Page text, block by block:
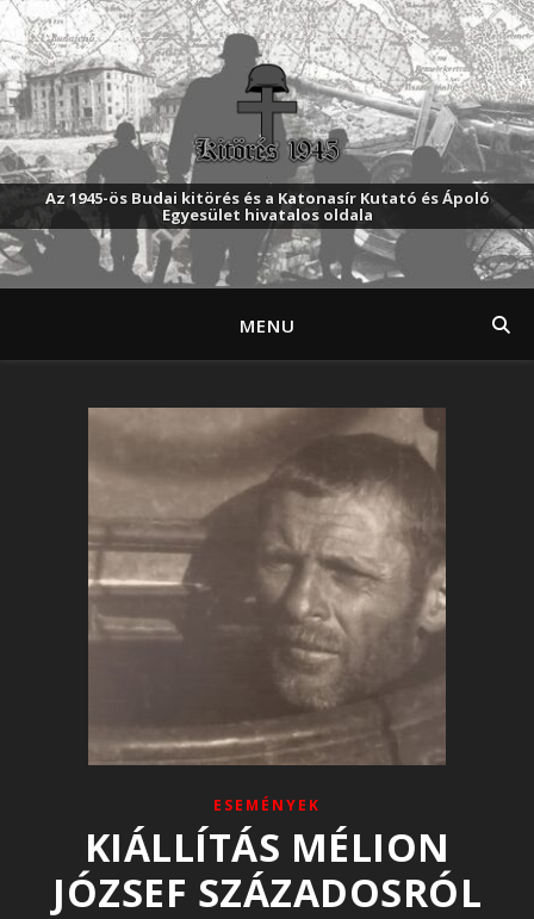
Az 1945-ös Budai kitörés és a Katonasír Kutató és Ápoló
Egyesület hivatalos oldala
MENU
ESEMÉNYEK
KIÁLLÍTÁS MÉLION
JÓZSEF SZÁZADOSRÓL